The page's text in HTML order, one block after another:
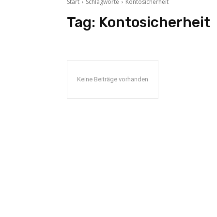
Start Schlagworte Kontosicherheit
Tag: Kontosicherheit
Keine Beiträge vorhanden